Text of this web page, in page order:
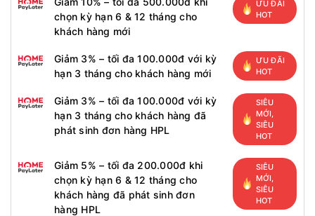
chọn kỳ hạn 6 & 12 tháng cho
khách hàng mới
ƯU ĐÃI
HOT
Giảm 3% – tối đa 100.000đ với kỳ
hạn 3 tháng cho khách hàng mới
ƯU ĐÃI
HOT
Giảm 3% – tối đa 100.000đ với kỳ
hạn 3 tháng cho khách hàng đã
phát sinh đơn hàng HPL
SIÊU
MỚI,
SIÊU
HOT
Giảm 5% – tối đa 200.000đ khi
chọn kỳ hạn 6 & 12 tháng cho
khách hàng đã phát sinh đơn
hàng HPL
SIÊU
MỚI,
SIÊU
HOT